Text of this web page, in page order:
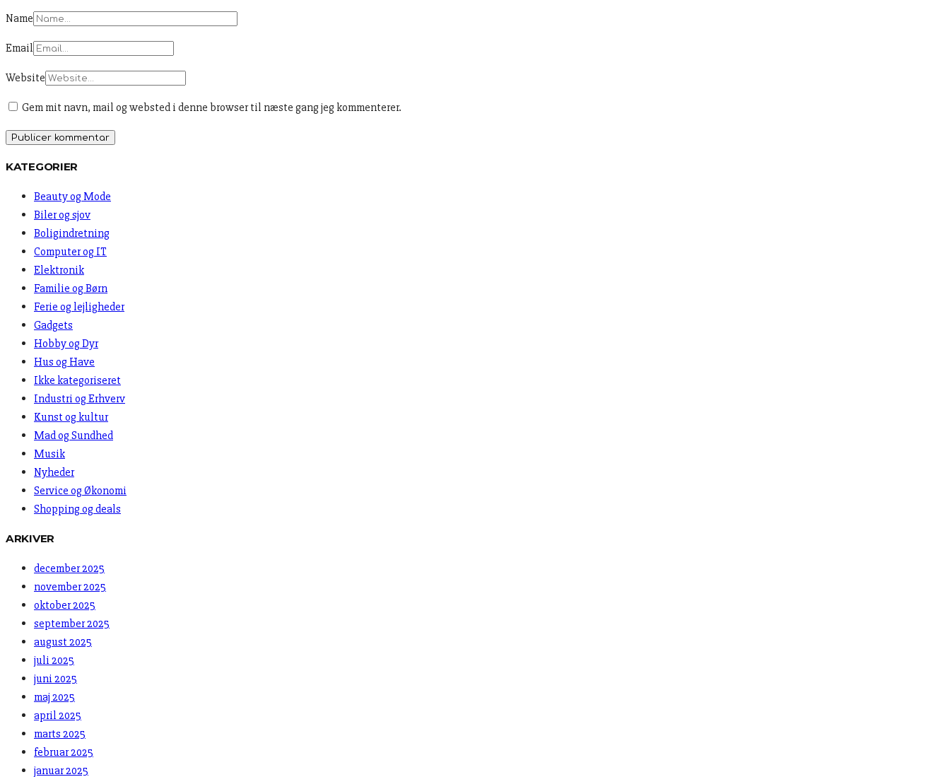
Name
Email
Website
Gem mit navn, mail og websted i denne browser til næste gang jeg kommenterer.
KATEGORIER
Beauty og Mode
Biler og sjov
Boligindretning
Computer og IT
Elektronik
Familie og Børn
Ferie og lejligheder
Gadgets
Hobby og Dyr
Hus og Have
Ikke kategoriseret
Industri og Erhverv
Kunst og kultur
Mad og Sundhed
Musik
Nyheder
Service og Økonomi
Shopping og deals
ARKIVER
december 2025
november 2025
oktober 2025
september 2025
august 2025
juli 2025
juni 2025
maj 2025
april 2025
marts 2025
februar 2025
januar 2025